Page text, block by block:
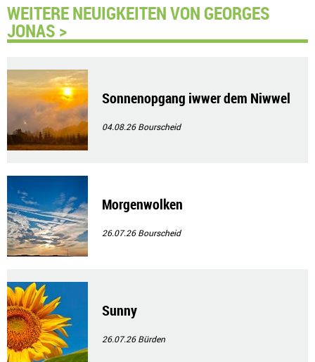
WEITERE NEUIGKEITEN VON GEORGES
JONAS >
Sonnenopgang iwwer dem Niwwel
04.08.26Bourscheid
Morgenwolken
26.07.26Bourscheid
Sunny
26.07.26Bürden